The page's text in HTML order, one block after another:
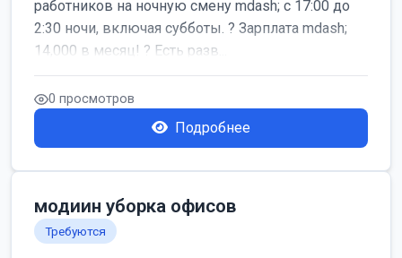
работников на ночную смену mdash; с 17:00 до
2:30 ночи, включая субботы. ? Зарплата mdash;
14,000 в месяц! ? Есть разв...
0 просмотров
Подробнее
модиин уборка офисов
Требуются